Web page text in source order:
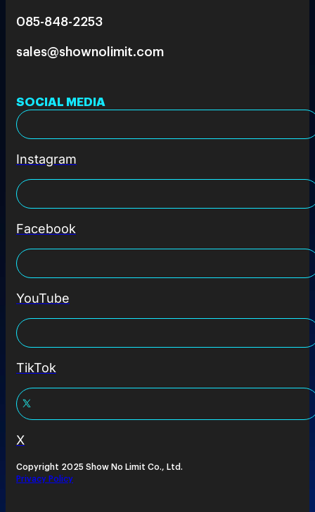
085-848-2253
sales@shownolimit.com
SOCIAL MEDIA
Instagram
Facebook
YouTube
TikTok
X
Copyright 2025 Show No Limit Co., Ltd.
Privacy Policy